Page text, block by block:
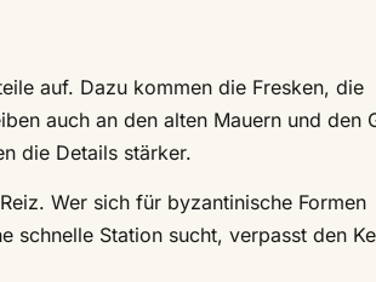
auf. Dazu kommen die Fresken, die
auch an den alten Mauern und den
die Details stärker.
Wer sich für byzantinische Formen
schnelle Station sucht, verpasst den